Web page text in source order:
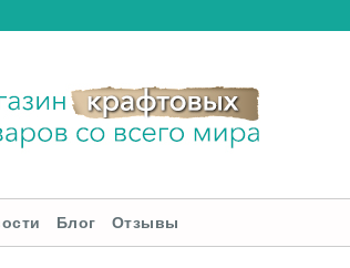
Блог Отзывы